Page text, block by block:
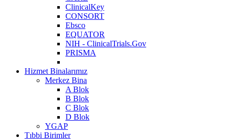
ClinicalKey
CONSORT
Ebsco
EQUATOR
NIH - ClinicalTrials.Gov
PRISMA
Hizmet Binalarımız
Merkez Bina
A Blok
B Blok
C Blok
D Blok
YGAP
Tıbbi Birimler